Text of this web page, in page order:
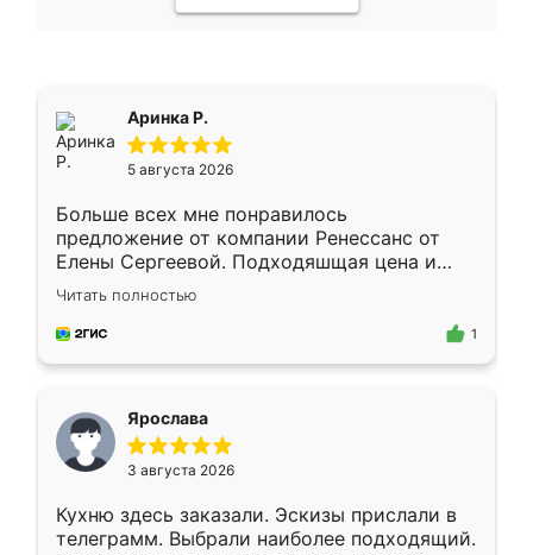
Аринка Р.
5 августа 2026
Больше всех мне понравилось
предложение от компании Ренессанс от
Елены Сергеевой. Подходяшщая цена и
короткие сроки изготовления. Приехавший
для замера сотрудник Владислав
предложил по моему эскизу самый
Читать полностью
1
Ярослава
3 августа 2026
Кухню здесь заказали. Эскизы прислали в
телеграмм. Выбрали наиболее подходящий.